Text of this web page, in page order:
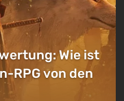
Wie ist
RPG von den